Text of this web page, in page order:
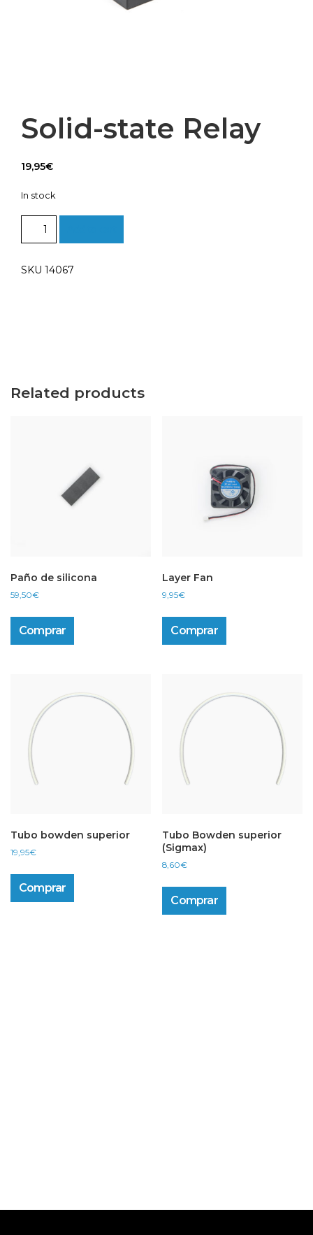
Solid-state Relay
19,95€
In stock
state
quantity
SKU 14067
Related products
Paño de silicona
59,50€
Comprar
Layer Fan
9,95€
Comprar
Tubo bowden superior
19,95€
Comprar
Tubo Bowden superior
(Sigmax)
8,60€
Comprar